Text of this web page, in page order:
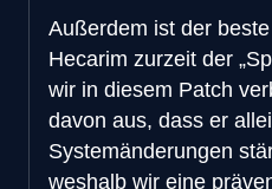
Außerdem ist der
Hecarim zurzeit der
wir in diesem Patch
davon aus, dass er
Systemänderungen
weshalb wir eine